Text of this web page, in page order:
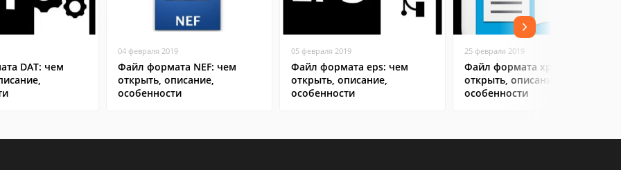
DAT: чем
04 февраля 2019
Файл формата NEF: чем
открыть, описание,
особенности
05 февраля 2019
Файл формата eps: чем
открыть, описание,
особенности
25 февраля 2019
Файл формата xps: чем
открыть, описание,
особенности